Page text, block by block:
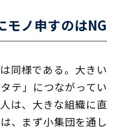
モノ申すのはNG
同様である。大きい
テ」につながってい
は、大きな組織に直
、まず小集団を通し